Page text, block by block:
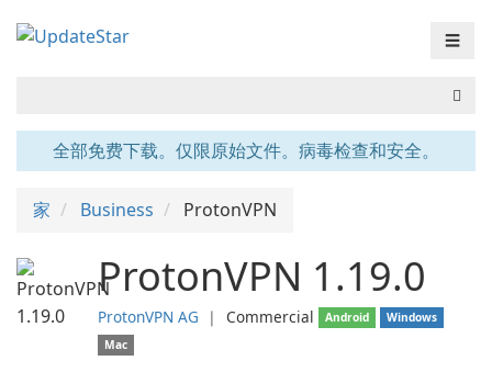
☰
全部免费下载。仅限原始文件。病毒检查和安全。
家 Business ProtonVPN
ProtonVPN 1.19.0
ProtonVPN AG ❘ Commercial Android
Windows
Mac